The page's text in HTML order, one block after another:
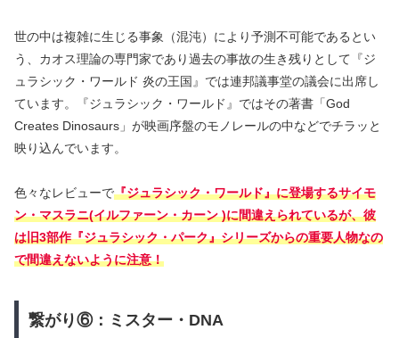
世の中は複雑に生じる事象（混沌）により予測不可能であるとい
う、カオス理論の専門家であり過去の事故の生き残りとして『ジ
ュラシック・ワールド 炎の王国』では連邦議事堂の議会に出席し
ています。『ジュラシック・ワールド』ではその著書「God
Creates Dinosaurs」が映画序盤のモノレールの中などでチラッと
映り込んでいます。
色々なレビューで『ジュラシック・ワールド』に登場するサイモ
ン・マスラニ(イルファーン・カーン )に間違えられているが、彼
は旧3部作『ジュラシック・パーク』シリーズからの重要人物なの
で間違えないように注意！
繋がり⑥：ミスター・DNA